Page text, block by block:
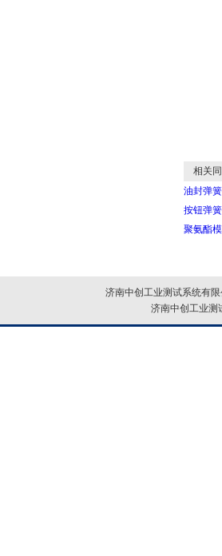
相关同
油封弹
按钮弹
聚氨酯
济南中创工业测试系统有
济南中创工业测